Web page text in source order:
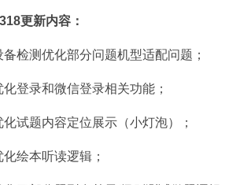
更新内容：
备检测优化部分问题机型适配问题；
化登录和微信登录相关功能；
化试题内容定位展示（小灯泡）；
绘本听读逻辑；